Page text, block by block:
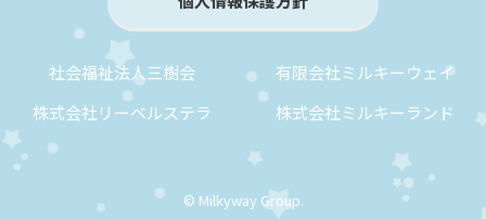
社会福祉法人三樹会
有限会社ミルキーウェイ
株式会社リーベルステラ
株式会社ミルキーランド
© Milkyway Group.